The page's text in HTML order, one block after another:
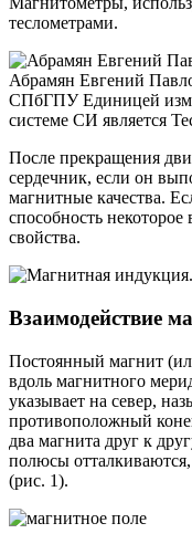
теслометрами.
Абрамян Евгений
СПбГПУ Единицей
системе СИ является
После прекращения
сердечник, если он
магнитные качества.
способность
свойства.
Взаимодействие
Постоянный магнит
вдоль магнитного
указывает на север,
противоположный
два магнита друг к
полюсы
(рис. 1).